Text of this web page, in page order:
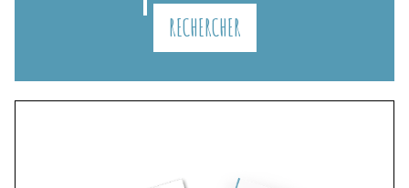
RECHERCHER